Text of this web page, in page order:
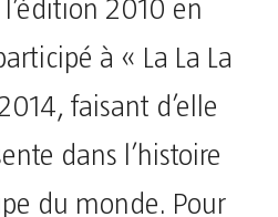
2010 en
à « La La La
faisant d’elle
dans l’histoire
du monde. Pour